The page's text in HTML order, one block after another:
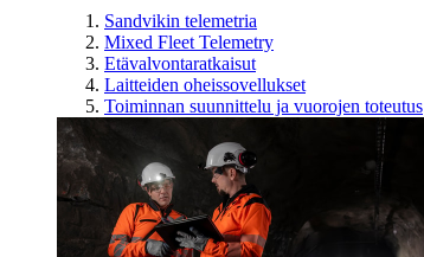
Sandvikin telemetria
Mixed Fleet Telemetry
Etävalvontaratkaisut
Laitteiden oheissovellukset
Toiminnan suunnittelu ja vuorojen toteutus